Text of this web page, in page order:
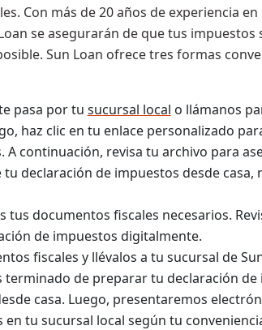
Con más de 20 años de experiencia
se asegurarán de que tus
Sun Loan ofrece tres formas
pasa por tu sucursal local o llámanos
haz clic en tu enlace personalizado
continuación, revisa tu archivo para
declaración de impuestos desde
tus documentos fiscales necesarios.
de impuestos digitalmente.
fiscales y llévalos a tu sucursal de
de preparar tu declaración
casa. Luego, presentaremos
tu sucursal local según tu